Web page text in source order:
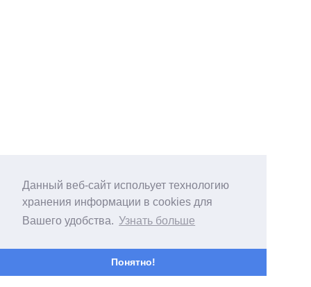
Данный веб-сайт испольует технологию
хранения информации в cookies для
Вашего удобства. Узнать больше
Понятно!